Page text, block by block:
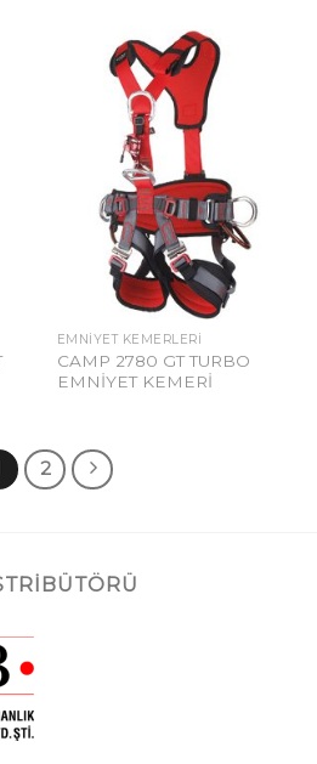
EMNIYET KEMERLERI
CAMP 2780 GT TURBO
EMNİYET KEMERİ
2